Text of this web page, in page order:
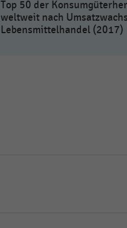
Top 50 der
weltweit nach
Lebensmittelhandel (2017)